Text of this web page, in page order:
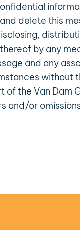
delete this
by any
and any
of the Van Dam
and/or